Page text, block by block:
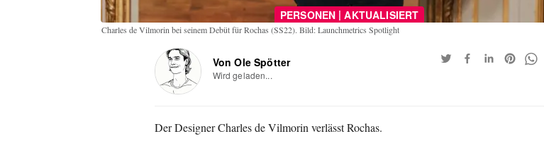
PERSONEN | AKTUALISIERT
Charles de Vilmorin bei seinem Debüt für Rochas (SS22). Bild: Launchmetrics Spotlight
Von Ole Spötter
Wird geladen...
Der Designer Charles de Vilmorin verlässt Rochas.